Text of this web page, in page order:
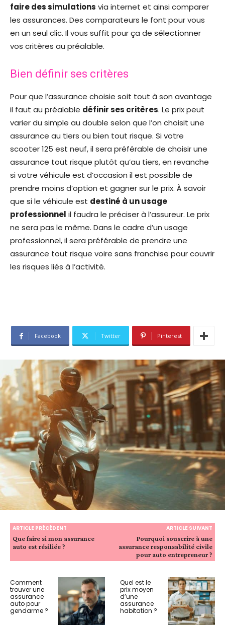
faire des simulations via internet et ainsi comparer
les assurances. Des comparateurs le font pour vous
en un seul clic. Il vous suffit pour ça de sélectionner
vos critères au préalable.
Bien définir ses critères
Pour que l’assurance choisie soit tout à son avantage
il faut au préalable définir ses critères. Le prix peut
varier du simple au double selon que l’on choisit une
assurance au tiers ou bien tout risque. Si votre
scooter 125 est neuf, il sera préférable de choisir une
assurance tout risque plutôt qu’au tiers, en revanche
si votre véhicule est d’occasion il est possible de
prendre moins d’option et gagner sur le prix. À savoir
que si le véhicule est destiné à un usage
professionnel il faudra le préciser à l’assureur. Le prix
ne sera pas le même. Dans le cadre d’un usage
professionnel, il sera préférable de prendre une
assurance tout risque voire sans franchise pour couvrir
les risques liés à l’activité.
Facebook Twitter Pinterest
ARTICLE PRÉCÉDENT
Que faire si mon assurance
auto est résiliée ?
ARTICLE SUIVANT
Pourquoi souscrire à une
assurance responsabilité civile
pour auto entrepreneur ?
Comment
trouver une
assurance
auto pour
gendarme ?
Quel est le
prix moyen
d’une
assurance
habitation ?